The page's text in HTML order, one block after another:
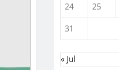
24
25
31
« Jul